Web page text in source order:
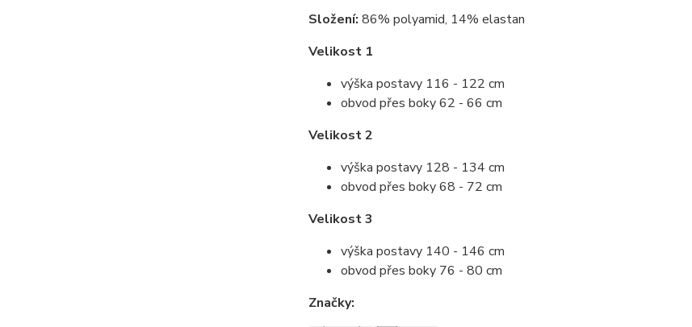
Složení: 86% polyamid, 14% elastan
Velikost 1
výška postavy 116 - 122 cm
obvod přes boky 62 - 66 cm
Velikost 2
výška postavy 128 - 134 cm
obvod přes boky 68 - 72 cm
Velikost 3
výška postavy 140 - 146 cm
obvod přes boky 76 - 80 cm
Značky: